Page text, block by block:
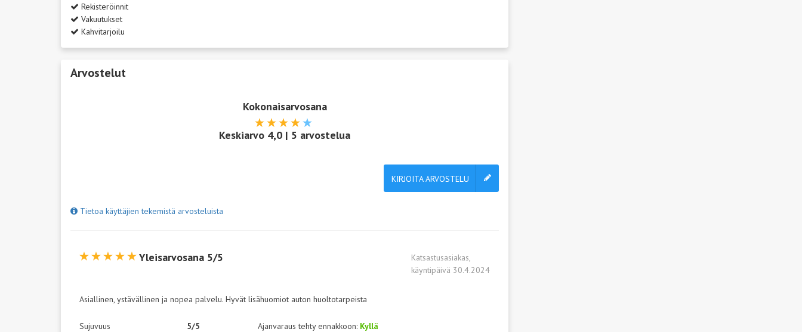
Rekisteröinnit
Vakuutukset
Kahvitarjoilu
Arvostelut
Kokonaisarvosana
Keskiarvo 4,0 | 5 arvostelua
KIRJOITA ARVOSTELU
Tietoa käyttäjien tekemistä arvosteluista
Yleisarvosana 5/5
Katsastusasiakas,
käyntipäivä 30.4.2024
Asiallinen, ystävällinen ja nopea palvelu. Hyvät lisähuomiot auton huoltotarpeista
Sujuvuus
5/5
Ajanvaraus tehty ennakkoon: Kyllä